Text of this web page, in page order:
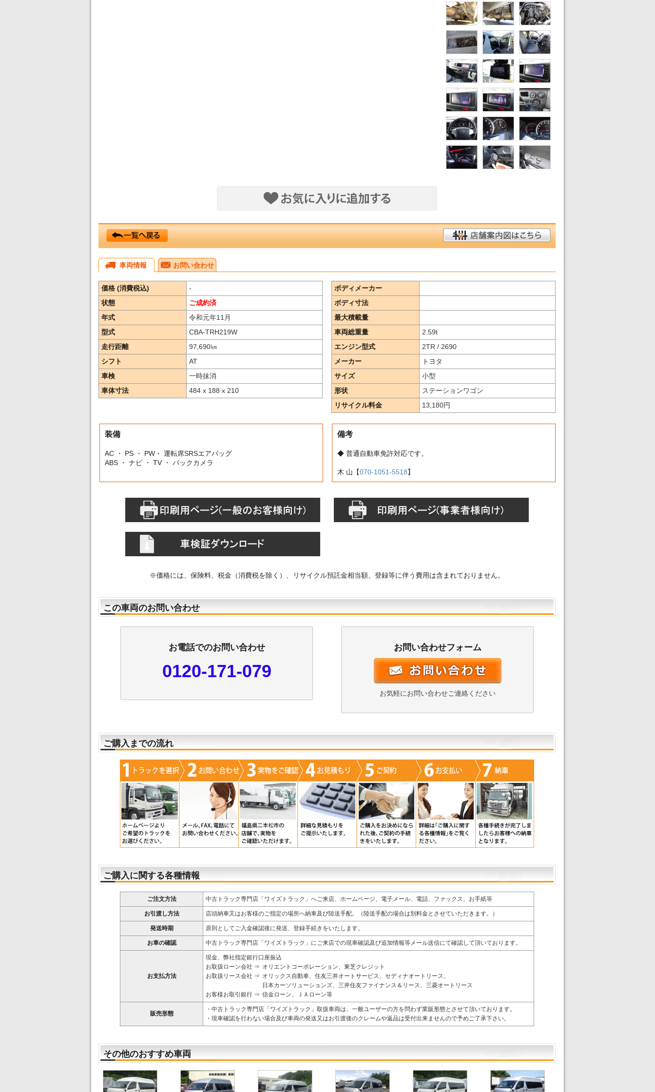
車両情報 お問い合わせ
価格 (消費税込)
-
状態
ご成約済
年式
令和元年11月
型式
CBA-TRH219W
走行距離
97,690㎞
シフト
AT
車検
一時抹消
車体寸法
484 x 188 x 210
ボディメーカー
ボディ寸法
最大積載量
車両総重量
2.59t
エンジン型式
2TR / 2690
メーカー
トヨタ
サイズ
小型
形状
ステーションワゴン
リサイクル料金
13,180円
装備
AC ・ PS ・ PW・ 運転席SRSエアバッグ
ABS ・ ナビ ・ TV ・ バックカメラ
備考
◆ 普通自動車免許対応です。
木 山【070-1051-5518】
※価格には、保険料、税金（消費税を除く）、リサイクル預託金相当額、登録等に伴う費用は含まれておりません。
この車両のお問い合わせ
お電話でのお問い合わせ
0120-171-079
お問い合わせフォーム
お気軽にお問い合わせご連絡ください
ご購入までの流れ
ご購入に関する各種情報
ご注文方法 中古トラック専門店「ワイズトラック」へご来店、ホームページ、電子メール、電話、ファックス、お手紙等
お引渡し方法 店頭納車又はお客様のご指定の場所へ納車及び陸送手配。（陸送手配の場合は別料金とさせていただきます。）
発送時期 原則としてご入金確認後に発送、登録手続きをいたします。
お車の確認 中古トラック専門店「ワイズトラック」にご来店での現車確認及び追加情報等メール送信にて確認して頂いております。
お支払方法
現金、弊社指定銀行口座振込
お取扱ローン会社 ⇒ オリエントコーポレーション、東芝クレジット
お取扱リース会社 ⇒ オリックス自動車、住友三井オートサービス、セディナオートリース、
日本カーソリューションズ、三井住友ファイナンス＆リース、三菱オートリース
お客様お取引銀行 ⇒ 信金ローン、ＪＡローン等
販売形態
・中古トラック専門店「ワイズトラック」取扱車両は、一般ユーザーの方を問わず業販形態とさせて頂いております。
・現車確認を行わない場合及び車両の発送又はお引渡後のクレームや返品は受付出来ませんので予めご了承下さい。
その他のおすすめ車両